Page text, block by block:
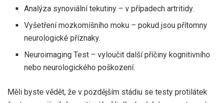
Analýza synoviální tekutiny – v případech artritidy.
Vyšetření mozkomíšního moku – pokud jsou přítomny
neurologické příznaky.
Neuroimaging Test – vyloučit další příčiny kognitivního
nebo neurologického poškození.
Měli byste vědět, že v pozdějším stádiu se testy protilátek